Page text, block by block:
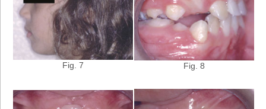
Fig. 7 Fig. 8